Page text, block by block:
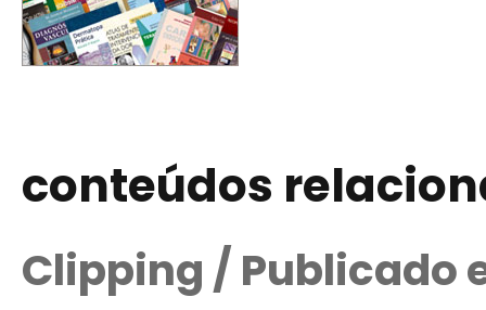
conteúdos
Clipping / Publicado